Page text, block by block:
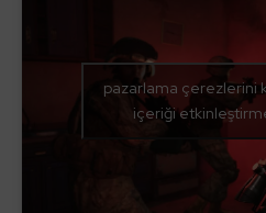
pazarlama çerezlerini
içeriği